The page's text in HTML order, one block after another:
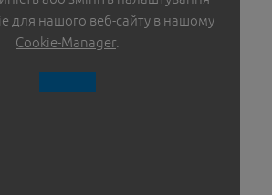
петлі
для нашого веб-сайту в нашому
Cookie-Manager